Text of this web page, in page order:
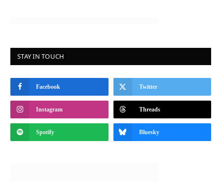
STAY IN TOUCH
Facebook Twitter
Instagram Threads
Spotify Bluesky